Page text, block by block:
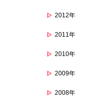
2012年
2011年
2010年
2009年
2008年